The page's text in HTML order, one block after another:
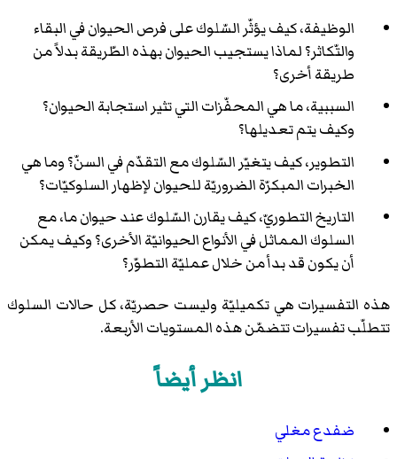
الوظيفة، كيف يؤثّر السّلوك على فرص الحيوان في البقاء
والتّكاثر؟ لماذا يستجيب الحيوان بهذه الطّريقة بدلاً من
طريقة أخرى؟
السببية، ما هي المحفّزات التي تثير استجابة الحيوان؟
وكيف يتم تعديلها؟
التطوير، كيف يتغيّر السّلوك مع التقدّم في السنّ؟ وما هي
الخبرات المبكرّة الضروريّة للحيوان لإظهار السلوكيّات؟
التاريخ التطوريّ، كيف يقارن السّلوك عند حيوان ما، مع
السلوك المماثل في الأنواع الحيوانيّة الأخرى؟ وكيف يمكن
أن يكون قد بدأ من خلال عمليّة التطوّر؟
هذه التفسيرات هي تكميليّة وليست حصريّة، كل حالات السلوك
تتطلّب تفسيرات تتضمّن هذه المستويات الأربعة.
انظر أيضاً
ضفدع مغلي